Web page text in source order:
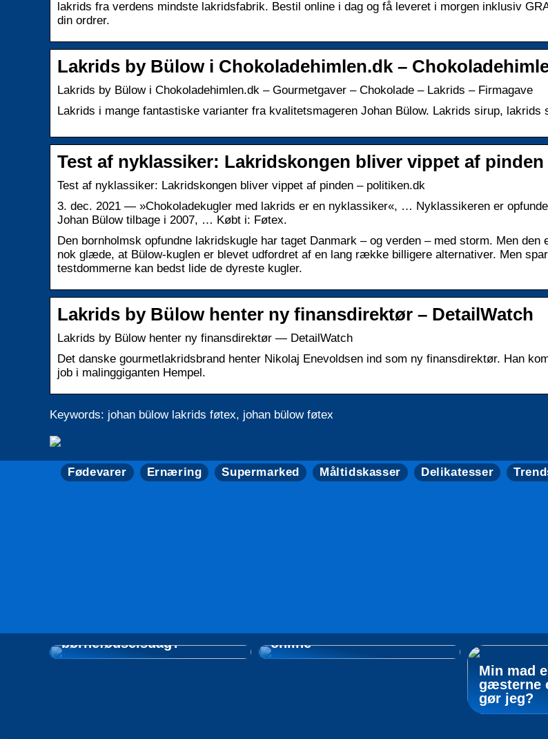
lakrids fra verdens mindste lakridsfabrik. Bestil online i dag og få leveret i morgen inklusiv
din ordrer.
Lakrids by Bülow i Chokoladehimlen.dk –
Lakrids by Bülow i Chokoladehimlen.dk – Gourmetgaver – Chokolade – Lakrids – Firmagave
Lakrids i mange fantastiske varianter fra kvalitetsmageren Johan Bülow. Lakrids sirup, lakrids
Test af nyklassiker: Lakridskongen bliver vippet af pinden
Test af nyklassiker: Lakridskongen bliver vippet af pinden – politiken.dk
3. dec. 2021 — »Chokoladekugler med lakrids er en nyklassiker«, … Nyklassikeren er
Johan Bülow tilbage i 2007, … Købt i: Føtex.
Den bornholmsk opfundne lakridskugle har taget Danmark – og verden – med storm. Men den
nok glæde, at Bülow-kuglen er blevet udfordret af en lang række billigere alternativer. Men
testdommerne kan bedst lide de dyreste kugler.
Lakrids by Bülow henter ny finansdirektør – DetailWatch
Lakrids by Bülow henter ny finansdirektør — DetailWatch
Det danske gourmetlakridsbrand henter Nikolaj Enevoldsen ind som ny finansdirektør. Han
job i malinggiganten Hempel.
Keywords: johan bülow lakrids føtex, johan bülow føtex
Fødevarer Ernæring Supermarked Måltidskasser Delikatesser
børnefødselsdag?
online
Min mad
gæsterne
gør jeg?